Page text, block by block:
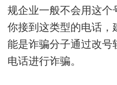
规企业一般不会用这个
你接到这类型的电话，
能是诈骗分子通过改号
电话进行诈骗。